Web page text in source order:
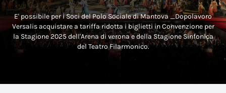
E' possibile per i Soci del Polo Sociale di Mantova _Dopolavoro
Versalis acquistare a tariffa ridotta i biglietti in Convenzione per
la Stagione 2025 dell'Arena di verona e della Stagione Sinfonica
del Teatro Filarmonico.